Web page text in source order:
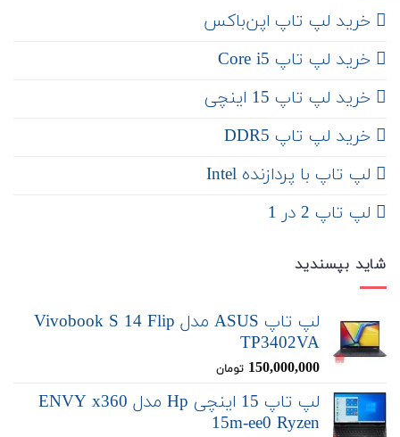
‌ خرید لپ تاپ اپن‌باکس
خرید لپ تاپ Core i5
‌‌ خرید لپ تاپ 15 اینچی
خرید لپ تاپ DDR5
لپ تاپ با پردازنده Intel
لپ تاپ 2 در 1
شاید بپسندید
لپ تاپ ASUS مدل Vivobook S 14 Flip
TP3402VA
150,000,000 تومان
لپ تاپ 15 اینچی Hp مدل ENVY x360
15m-ee0 Ryzen